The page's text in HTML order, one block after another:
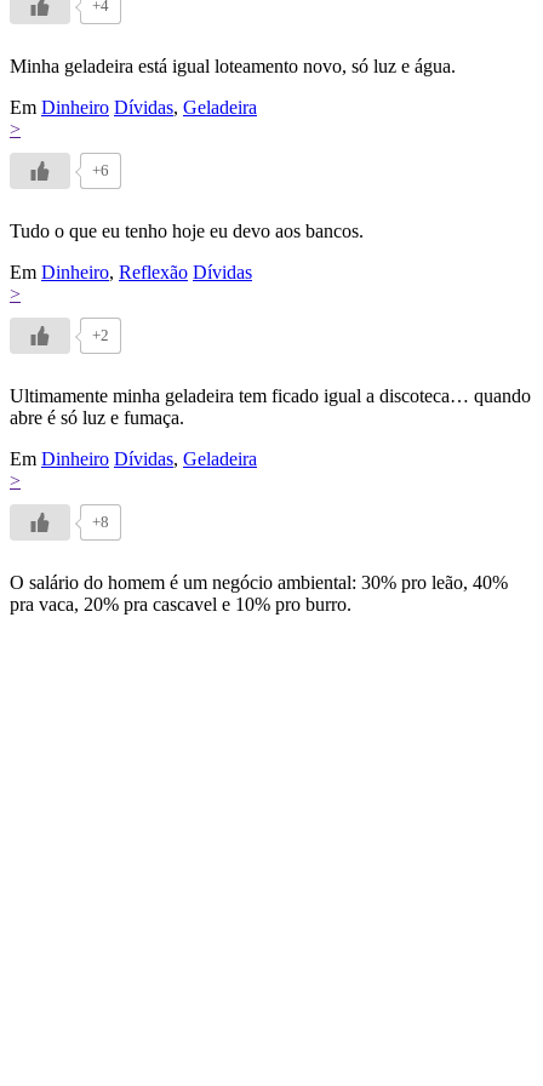
+4
Minha geladeira está igual loteamento novo, só luz e água.
Em Dinheiro Dívidas, Geladeira
>
+6
Tudo o que eu tenho hoje eu devo aos bancos.
Em Dinheiro, Reflexão Dívidas
>
+2
Ultimamente minha geladeira tem ficado igual a discoteca… quando
abre é só luz e fumaça.
Em Dinheiro Dívidas, Geladeira
>
+8
O salário do homem é um negócio ambiental: 30% pro leão, 40%
pra vaca, 20% pra cascavel e 10% pro burro.